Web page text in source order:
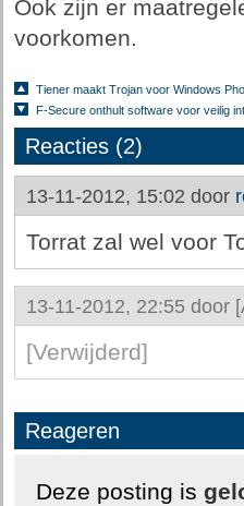
Ook zijn er
voorkomen.
Tiener maakt Trojan voor Windows
F-Secure onthult software voor veilig
Reacties (2)
13-11-2012, 15:02 door
Torrat zal wel voor
13-11-2012, 22:55 door
[Verwijderd]
Reageren
Deze posting is